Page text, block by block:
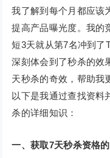
我了解到每个月都应该
提高产品曝光度。我的
短3天就从第7名冲到了
深刻体会到了秒杀的效
天秒杀的奇效，帮助我
以下是我通过查找资料
杀的详细知识：
一、获取7天秒杀资格